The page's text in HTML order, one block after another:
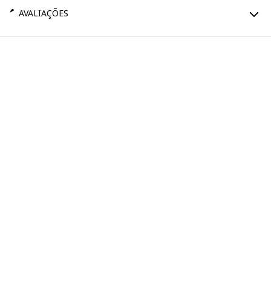
AVALIAÇÕES